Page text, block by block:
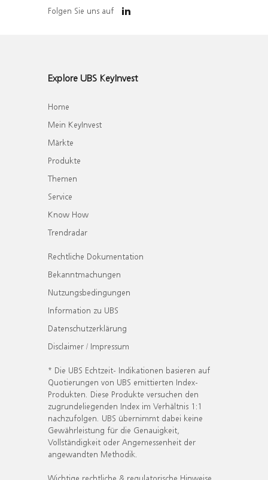
Folgen Sie uns auf
Explore UBS KeyInvest
Home
Mein KeyInvest
Märkte
Produkte
Themen
Service
Know How
Trendradar
Rechtliche Dokumentation
Bekanntmachungen
Nutzungsbedingungen
Information zu UBS
Datenschutzerklärung
Disclaimer / Impressum
* Die UBS Echtzeit- Indikationen basieren auf
Quotierungen von UBS emittierten Index-
Produkten. Diese Produkte versuchen den
zugrundeliegenden Index im Verhältnis 1:1
nachzufolgen. UBS übernimmt dabei keine
Gewährleistung für die Genauigkeit,
Vollständigkeit oder Angemessenheit der
angewandten Methodik.